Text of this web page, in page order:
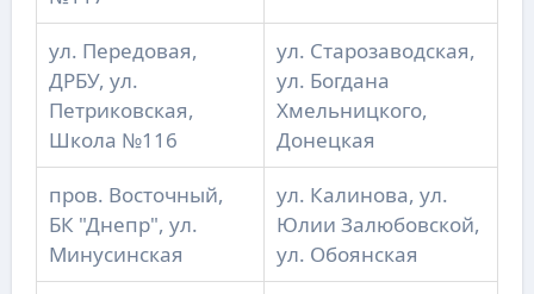
ул. Передовая,
ДРБУ, ул.
Петриковская,
Школа №116
ул. Старозаводская,
ул. Богдана
Хмельницкого,
Донецкая
пров. Восточный,
БК "Днепр", ул.
Минусинская
ул. Калинова, ул.
Юлии Залюбовской,
ул. Обоянская